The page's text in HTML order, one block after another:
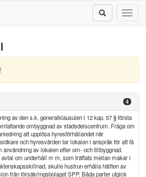
4
av den s.k. generalklausulen i 12 kap. 57 § första
ombyggnad av stadsdelscentrum. Fråga om
att upplösa hyresförhållandet när
och hyresvärden tar lokalen i anspråk för att få
av lokalen efter om- och tillbyggnad.
avtal om underhåll m m, som träffats mellan makar i
skulle hustrun erhålla hälften av
från försäkringsbolaget SPP. Båda parter utgick